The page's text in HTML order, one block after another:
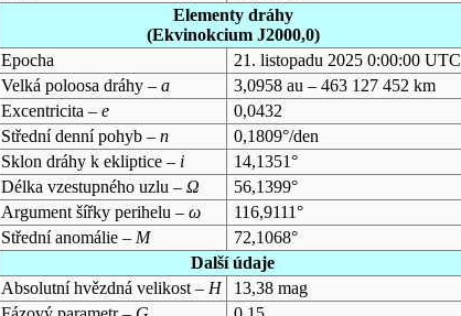
Elementy dráhy
(Ekvinokcium J2000,0)
Epocha
21. listopadu 2025 0:00:00 UTC
Velká poloosa dráhy – a
3,0958 au – 463 127 452 km
Excentricita – e
0,0432
Střední denní pohyb – n
0,1809°/den
Sklon dráhy k ekliptice – i
14,1351°
Délka vzestupného uzlu – Ω
56,1399°
Argument šířky perihelu – ω
116,9111°
Střední anomálie – M
72,1068°
Další údaje
Absolutní hvězdná velikost – H
13,38 mag